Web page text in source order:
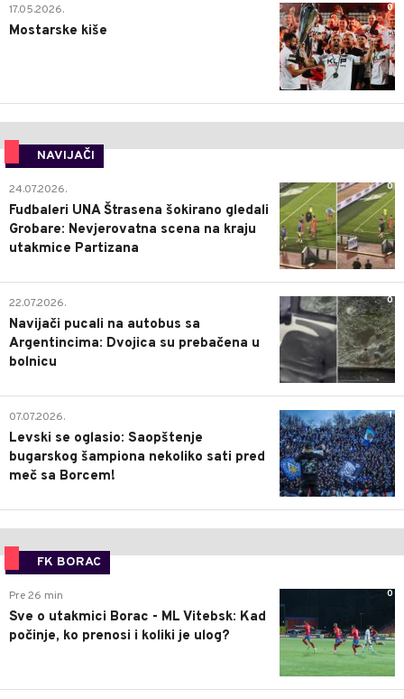
0
17.05.2026.
Mostarske kiše
NAVIJAČI
0
24.07.2026.
Fudbaleri UNA Štrasena šokirano gledali
Grobare: Nevjerovatna scena na kraju
utakmice Partizana
0
22.07.2026.
Navijači pucali na autobus sa
Argentincima: Dvojica su prebačena u
bolnicu
1
07.07.2026.
Levski se oglasio: Saopštenje
bugarskog šampiona nekoliko sati pred
meč sa Borcem!
FK BORAC
0
Pre 26 min
Sve o utakmici Borac - ML Vitebsk: Kad
počinje, ko prenosi i koliki je ulog?